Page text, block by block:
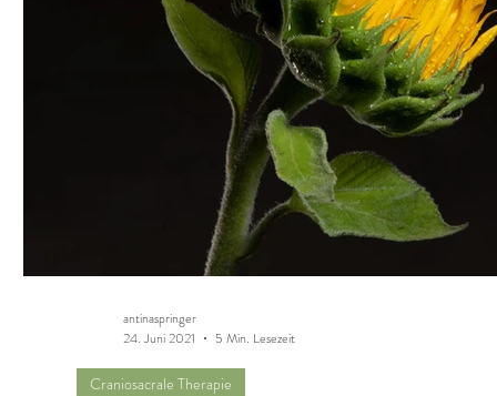
Craniosacrale Therapie
antinaspringer
24. Juni 2021
5 Min. Lesezeit